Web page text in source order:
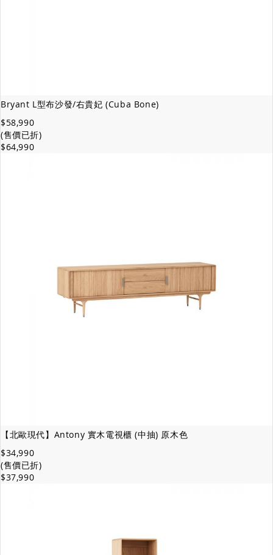
Bryant L型布沙發/右貴妃 (Cuba Bone)
$58,990
(售價已折)
$64,990
【北歐現代】Antony 實木電視櫃 (中抽) 原木色
$34,990
(售價已折)
$37,990